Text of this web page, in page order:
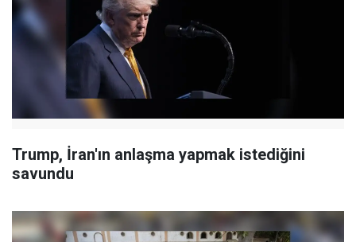
Trump, İran'ın anlaşma yapmak istediğini
savundu